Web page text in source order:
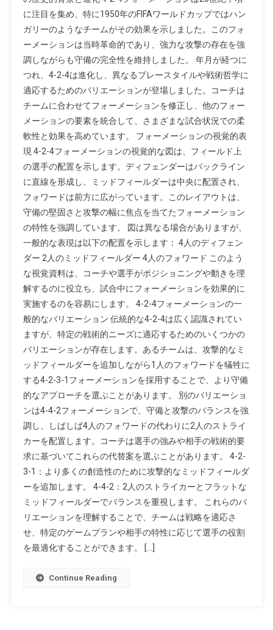
に注目を集め、特に1950年のFIFAワールドカップではハン
ガリーのようなチームがその効果を示しました。このフォ
ーメーションは当時革命的であり、強力な攻撃の存在を強
調しながらも守備の完全性を維持しました。 年月が経つに
つれ、4-2-4は進化し、異なるプレースタイルや戦術哲学に
適応するためのバリエーションが登場しました。コーチは
チームに合わせてフォーメーションを修正し、他のフォー
メーションの要素を統合して、さまざまな試合状況での柔
軟性と効果を高めています。 フォーメーションの視覚的表
現 4-2-4フォーメーションの視覚的な図は、フィールド上
の選手の配置を示します。ディフェンダーはバックライン
に直線を形成し、ミッドフィールダーは中央に配置され、
フォワードは前方に広がっています。このレイアウトは、
守備の堅固さと攻撃の幅に焦点を当てたフォーメーション
の特性を強調しています。 図は異なる場合がありますが、
一般的な表現は以下の配置を示します： 4人のディフェン
ダー 2人のミッドフィールダー 4人のフォワード このよう
な視覚資料は、コーチや選手がポジショニングや動きを理
解するのに役立ち、試合中にフォーメーションを効果的に
実施するのを容易にします。 4-2-4フォーメーションの一
般的なバリエーション 伝統的な4-2-4は広く認識されてい
ますが、特定の戦術的ニーズに適応するためのいくつかの
バリエーションが存在します。あるチームは、攻撃的なミ
ッドフィールダーを追加しながら1人のフォワードを犠牲に
する4-2-3-1フォーメーションを採用することで、より守備
的なアプローチを選ぶことがあります。 別のバリエーショ
ンは4-4-2フォーメーションで、守備と攻撃のバランスを強
調し、しばしば4人のフォワードの代わりに2人のストライ
カーを配置します。コーチは選手の強みや相手の戦術的要
求に基づいてこれらの代替案を選ぶことがあります。 4-2-
3-1：より多くの創造性のために攻撃的なミッドフィールダ
ーを追加します。 4-4-2：2人のストライカーとフラットな
ミッドフィールダーでバランスを重視します。 これらのバ
リエーションを理解することで、チームは戦略を適応さ
せ、特定のゲームプランや相手の特性に応じて選手の役割
を最適化することができます。 […]
Continue Reading